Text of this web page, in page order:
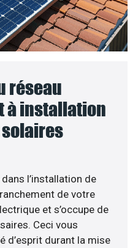
réseau
à installation
solaires
l’installation de
de votre
et s’occupe de
Ceci vous
d’esprit durant la mise